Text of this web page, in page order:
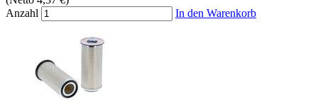
Anzahl
In den Warenkorb